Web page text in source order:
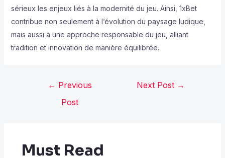
sérieux les enjeux liés à la modernité du jeu. Ainsi, 1xBet
contribue non seulement à l’évolution du paysage ludique,
mais aussi à une approche responsable du jeu, alliant
tradition et innovation de manière équilibrée.
← Previous
Post
Next Post →
Must Read